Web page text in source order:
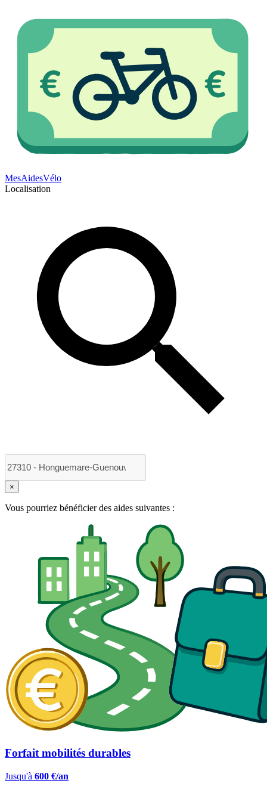
MesAidesVélo
Localisation
×
Vous pourriez bénéficier des aides suivantes :
Forfait mobilités durables
Jusqu'à 600 €/an